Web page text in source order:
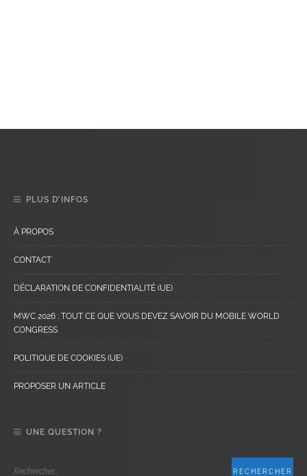
PLUS D’INFOS
À PROPOS
CONTACT
DÉCLARATION DE CONFIDENTIALITÉ (UE)
MWC 2026 : TOUT CE QUE VOUS DEVEZ SAVOIR DU MOBILE WORLD
CONGRESS
POLITIQUE DE COOKIES (UE)
PROPOSER UN ARTICLE
UNE QUESTION ?